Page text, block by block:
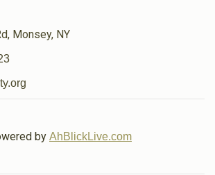
Monsey, NY
by AhBlickLive.com